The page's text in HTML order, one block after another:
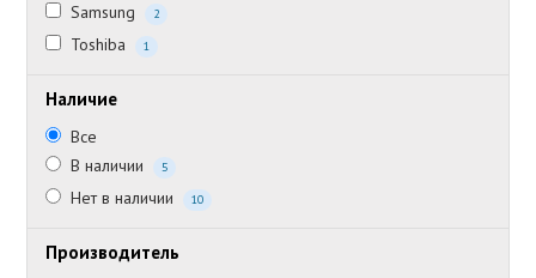
Samsung 2
Toshiba 1
Наличие
Все
В наличии
5
Нет в наличии 10
Производитель